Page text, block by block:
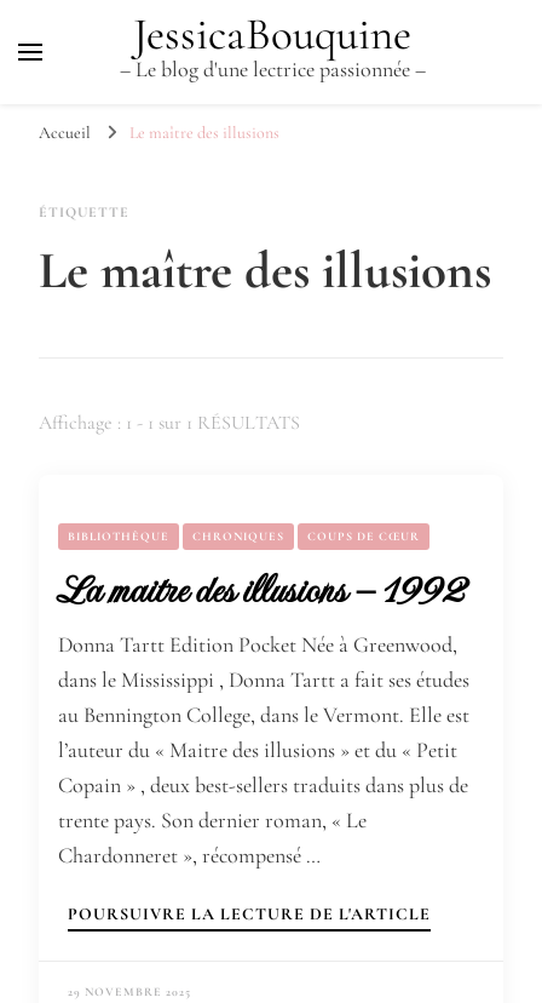
JessicaBouquine
– Le blog d'une lectrice passionnée –
Accueil Le maître des illusions
ÉTIQUETTE
Le maître des illusions
Affichage : 1 - 1 sur 1 RÉSULTATS
BIBLIOTHÈQUE CHRONIQUES COUPS DE CŒUR
La maitre des illusions – 1992
Donna Tartt Edition Pocket Née à Greenwood,
dans le Mississippi , Donna Tartt a fait ses études
au Bennington College, dans le Vermont. Elle est
l’auteur du « Maitre des illusions » et du « Petit
Copain » , deux best-sellers traduits dans plus de
trente pays. Son dernier roman, « Le
Chardonneret », récompensé …
POURSUIVRE LA LECTURE DE L'ARTICLE
29 NOVEMBRE 2025